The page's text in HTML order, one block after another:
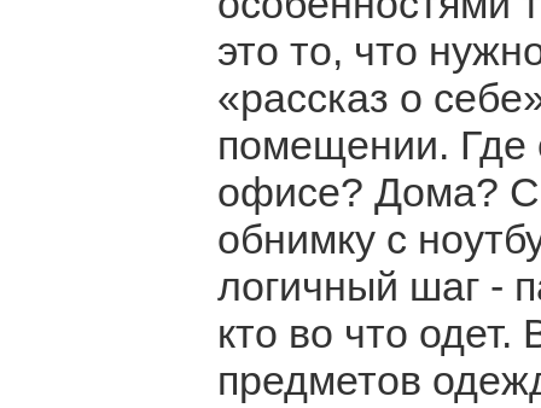
это то, что
«рассказ о
помещении. Где
офисе? Дома?
обнимку с
логичный шаг -
кто во что одет.
предметов